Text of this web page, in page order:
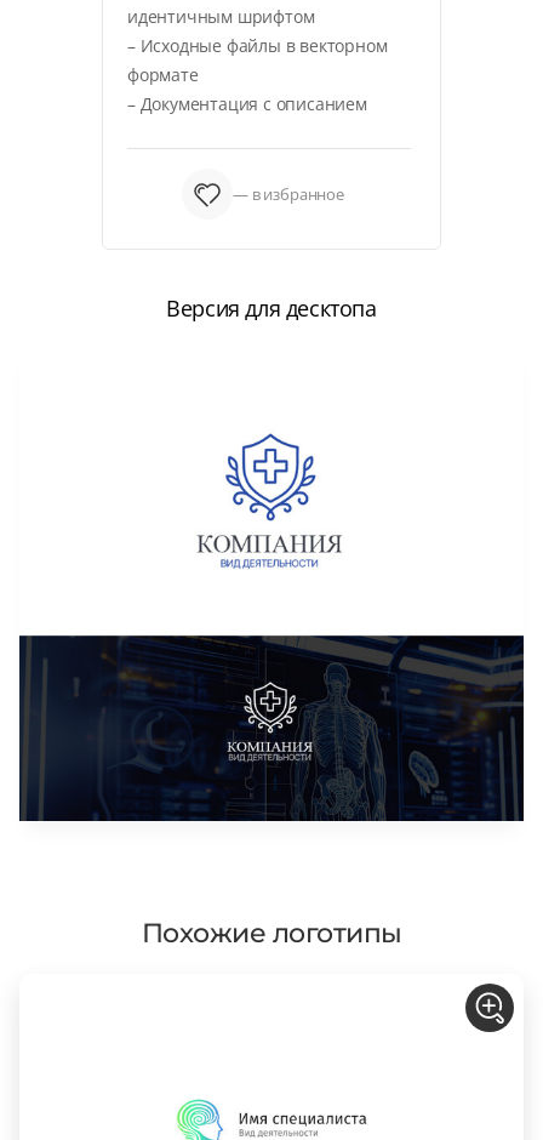
идентичным шрифтом
– Исходные файлы в векторном
формате
– Документация с описанием
— в избранное
Версия для десктопа
Похожие логотипы